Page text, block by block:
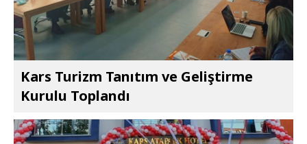
Kars Turizm Tanıtım ve Geliştirme
Kurulu Toplandı